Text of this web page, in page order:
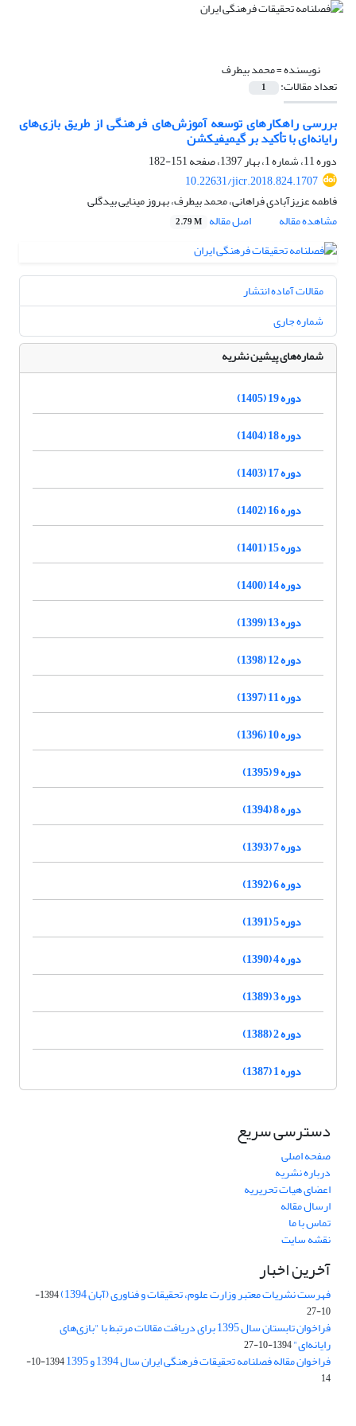
نویسنده =محمد بیطرف
تعداد مقالات: 1
بررسی راهکارهای توسعه آموزش‌های فرهنگی از طریق بازی‌های
رایانه‌ای با تأکید بر گیمیفیکشن
دوره 11، شماره 1، بهار 1397، صفحه
151-182
10.22631/jicr.2018.824.1707
فاطمه عزیزآبادی فراهانی، محمد بیطرف، بهروز مینایی بیدگلی
مشاهده مقاله
اصل مقاله 2.79 M
مقالات آماده انتشار
شماره جاری
شماره‌های پیشین نشریه
دوره 19 (1405)
دوره 18 (1404)
دوره 17 (1403)
دوره 16 (1402)
دوره 15 (1401)
دوره 14 (1400)
دوره 13 (1399)
دوره 12 (1398)
دوره 11 (1397)
دوره 10 (1396)
دوره 9 (1395)
دوره 8 (1394)
دوره 7 (1393)
دوره 6 (1392)
دوره 5 (1391)
دوره 4 (1390)
دوره 3 (1389)
دوره 2 (1388)
دوره 1 (1387)
دسترسی سریع
صفحه اصلی
درباره نشریه
اعضای هیات تحریریه
ارسال مقاله
تماس با ما
نقشه سایت
آخرین اخبار
فهرست نشریات معتبر وزارت علوم، تحقیقات و فناوری (آبان 1394)
1394-
10-27
فراخوان تابستان سال 1395 برای دریافت مقالات مرتبط با "بازی‌های
رایانه‌ای"1394-10-27
فراخوان مقاله فصلنامه تحقیقات فرهنگی ایران سال 1394 و 1395
1394-10-
14